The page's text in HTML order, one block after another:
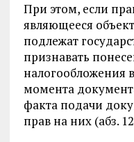
При этом, если
являющееся
подлежат
признавать
налогообложения
момента
факта подачи
прав на них (абз.